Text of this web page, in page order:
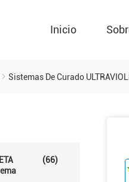
Inicio
Sistemas De Curado
(66)